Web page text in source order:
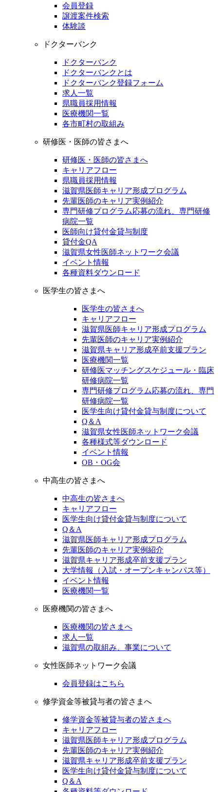
会員登録
譲渡案件検索
体験談
ドクターバンク
ドクターバンク
ドクターバンクとは
ドクターバンク登録フォーム
求人一覧
県職員採用情報
医療機関一覧
各市町村の取組み
研修医・医師の皆さまへ
研修医・医師の皆さまへ
キャリアフロー
県職員採用情報
滋賀県医師キャリア形成プログラム
先輩医師のキャリア実例紹介
専門研修プログラム応募の流れ、専門研修
病院一覧
医師向け貸付金貸与制度
貸付金QA
滋賀県女性医師ネットワーク会議
イベント情報
各種資料ダウンロード
医学生の皆さまへ
医学生の皆さまへ
キャリアフロー
滋賀県医師キャリア形成プログラム
先輩医師のキャリア実例紹介
滋賀県キャリア形成卒前支援プラン
医療機関一覧
研修医マッチングスケジュール・臨床
研修病院一覧
専門研修プログラム応募の流れ、専門
研修病院一覧
医学生向け貸付金貸与制度について
Q＆A
滋賀県女性医師ネットワーク会議
各種様式等ダウンロード
イベント情報
OB・OG会
中高生の皆さまへ
中高生の皆さまへ
キャリアフロー
医学生向け貸付金貸与制度について
Q＆A
滋賀県医師キャリア形成プログラム
先輩医師のキャリア実例紹介
滋賀県キャリア形成卒前支援プラン
大学情報（入試・オープンキャンパス等）
イベント情報
医療機関一覧
医療機関の皆さまへ
医療機関の皆さまへ
求人一覧
滋賀県の取組み、事業について
女性医師ネットワーク会議
会員登録はこちら
修学資金等被貸与者の皆さまへ
修学資金等被貸与者の皆さまへ
キャリアフロー
滋賀県医師キャリア形成プログラム
先輩医師のキャリア実例紹介
滋賀県キャリア形成卒前支援プラン
医学生向け貸付金貸与制度について
Q＆A